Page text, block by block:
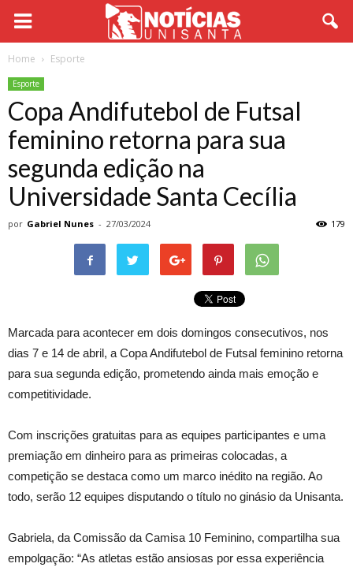
Home Esporte
Esporte
Copa Andifutebol de Futsal
feminino retorna para sua
segunda edição na
Universidade Santa Cecília
por Gabriel Nunes - 27/03/2024 179
Marcada para acontecer em dois domingos consecutivos, nos
dias 7 e 14 de abril, a Copa Andifutebol de Futsal feminino retorna
para sua segunda edição, prometendo ainda mais emoção e
competitividade.
Com inscrições gratuitas para as equipes participantes e uma
premiação em dinheiro para as primeiras colocadas, a
competição se destaca como um marco inédito na região. Ao
todo, serão 12 equipes disputando o título no ginásio da Unisanta.
Gabriela, da Comissão da Camisa 10 Feminino, compartilha sua
empolgação: “As atletas estão ansiosas por essa experiência